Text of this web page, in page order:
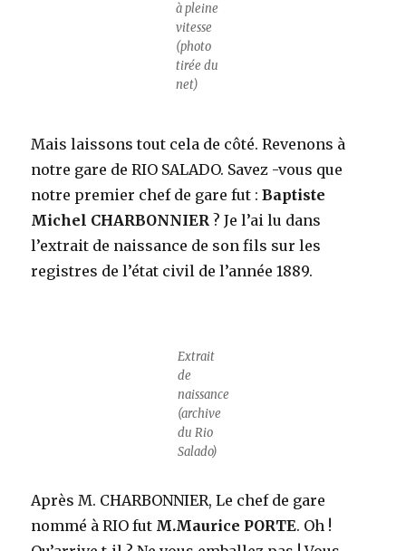
à pleine
vitesse
(photo
tirée du
net)
Mais laissons tout cela de côté. Revenons à
notre gare de RIO SALADO. Savez -vous que
notre premier chef de gare fut : Baptiste
Michel CHARBONNIER ? Je l’ai lu dans
l’extrait de naissance de son fils sur les
registres de l’état civil de l’année 1889.
Extrait
de
naissance
(archive
du Rio
Salado)
Après M. CHARBONNIER, Le chef de gare
nommé à RIO fut M.Maurice PORTE. Oh !